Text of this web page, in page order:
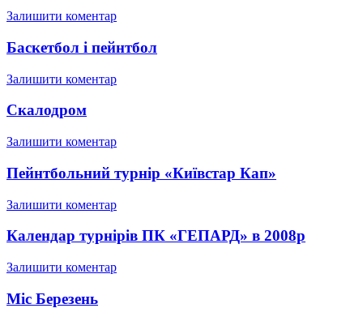
Залишити коментар
Баскетбол і пейнтбол
Залишити коментар
Скалодром
Залишити коментар
Пейнтбольний турнір «Київстар Кап»
Залишити коментар
Календар турнірів ПК «ГЕПАРД» в 2008р
Залишити коментар
Міс Березень